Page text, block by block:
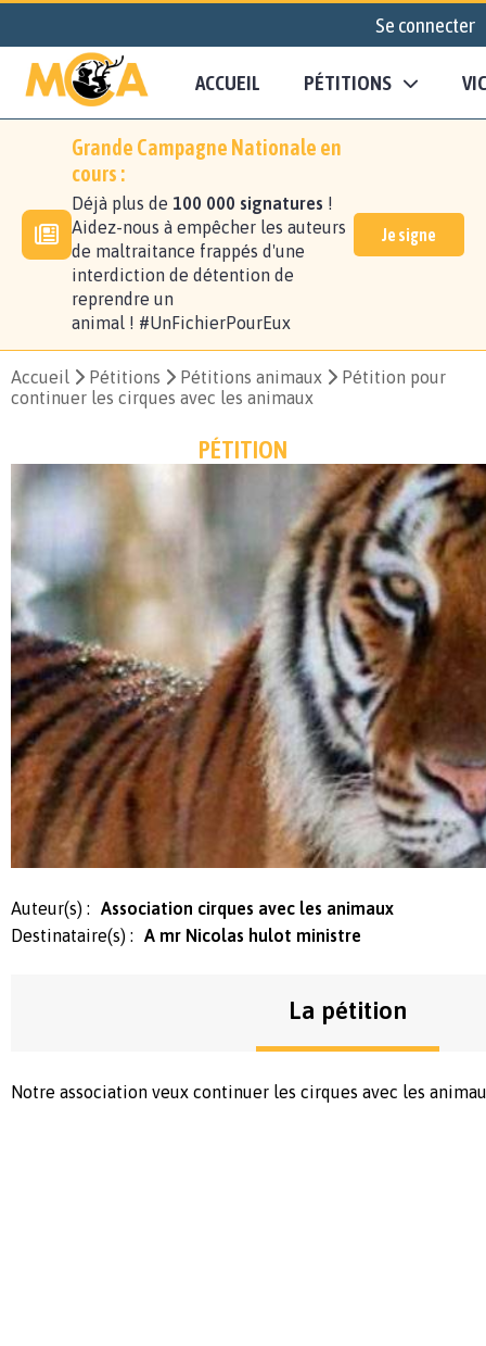
Se connecter
ACCUEIL PÉTITIONS
Grande Campagne Nationale en
cours :
Déjà plus de 100 000 signatures !
Aidez-nous à empêcher les auteurs
de maltraitance frappés d'une
interdiction de détention de
reprendre un
animal ! #UnFichierPourEux
Je signe
Accueil Pétitions Pétitions animaux
Pétition pour
continuer les cirques avec les animaux
PÉTITION
Auteur(s) :
Association cirques avec les animaux
Destinataire(s) :
A mr Nicolas hulot ministre
La pétition
Notre association veux continuer les cirques avec les